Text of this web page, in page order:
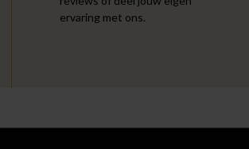
ervaring met ons.